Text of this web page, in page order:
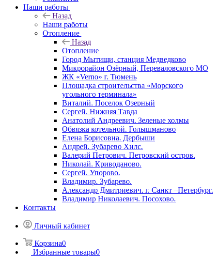
Наши работы
Назад
Наши работы
Отопление
Назад
Отопление
Город Мытищи, станция Медведково
Микрорайон Озёрный, Переваловского МО
ЖК «Verno» г. Тюмень
Площадка строительства «Морского
угольного терминала»
Виталий. Поселок Озерный
Сергей. Нижняя Тавда
Анатолий Андреевич. Зеленые холмы
Обвязка котельной. Голышманово
Елена Борисовна. Дербыши
Андрей. Зубарево Хилс.
Валерий Петрович. Петровский остров.
Николай. Криводаново.
Сергей. Упорово.
Владимир. Зубарево.
Александр Дмитриевич. г. Санкт –Петербург.
Владимир Николаевич. Посохово.
Контакты
Личный кабинет
Корзина0
Избранные товары0